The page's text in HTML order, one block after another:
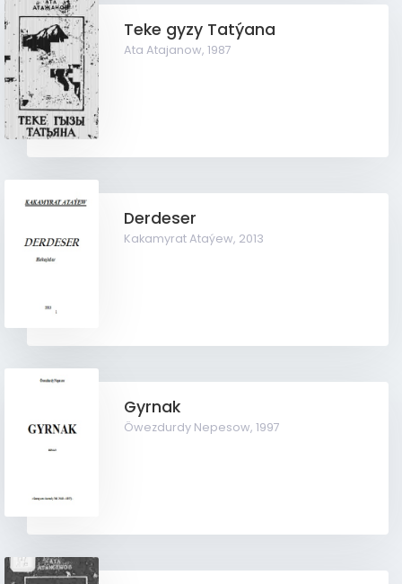
Teke gyzy Tatýana
Ata Atajanow,1987
Derdeser
Kakamyrat Ataýew, 2013
Gyrnak
Öwezdurdy Nepesow,1997